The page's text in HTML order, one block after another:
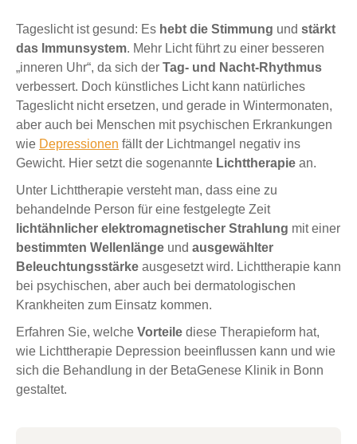
Tageslicht ist gesund: Es hebt die Stimmung und stärkt
das Immunsystem. Mehr Licht führt zu einer besseren
„inneren Uhr“, da sich der Tag- und Nacht-Rhythmus
verbessert. Doch künstliches Licht kann natürliches
Tageslicht nicht ersetzen, und gerade in Wintermonaten,
aber auch bei Menschen mit psychischen Erkrankungen
wie Depressionen fällt der Lichtmangel negativ ins
Gewicht. Hier setzt die sogenannte Lichttherapie an.
Unter Lichttherapie versteht man, dass eine zu
behandelnde Person für eine festgelegte Zeit
lichtähnlicher elektromagnetischer Strahlung mit einer
bestimmten Wellenlänge und ausgewählter
Beleuchtungsstärke ausgesetzt wird. Lichttherapie kann
bei psychischen, aber auch bei dermatologischen
Krankheiten zum Einsatz kommen.
Erfahren Sie, welche Vorteile diese Therapieform hat,
wie Lichttherapie Depression beeinflussen kann und wie
sich die Behandlung in der BetaGenese Klinik in Bonn
gestaltet.